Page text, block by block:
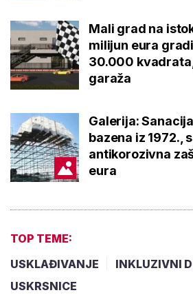
Mali grad na
milijun eura
30.000
garaža
Galerija:
bazena iz 1972.,
antikorozivna
eura
TOP TEME:
USKLAĐIVANJE
INKLUZIVNI
USKRSNICE